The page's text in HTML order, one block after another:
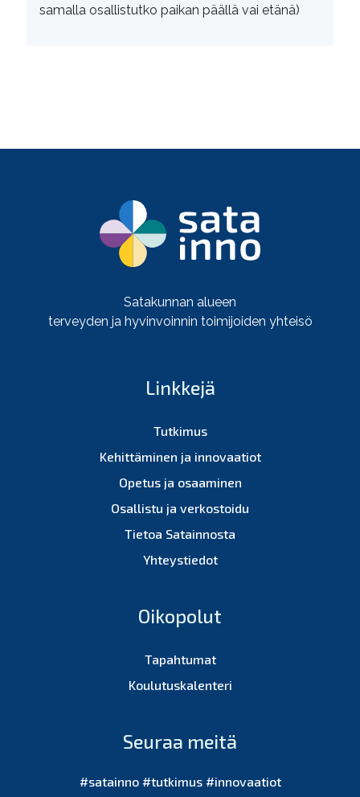
samalla osallistutko paikan päällä vai etänä)
Satakunnan alueen
terveyden ja hyvinvoinnin toimijoiden yhteisö
Linkkejä
Tutkimus
Kehittäminen ja innovaatiot
Opetus ja osaaminen
Osallistu ja verkostoidu
Tietoa Satainnosta
Yhteystiedot
Oikopolut
Tapahtumat
Koulutuskalenteri
Seuraa meitä
#satainno #tutkimus #innovaatiot